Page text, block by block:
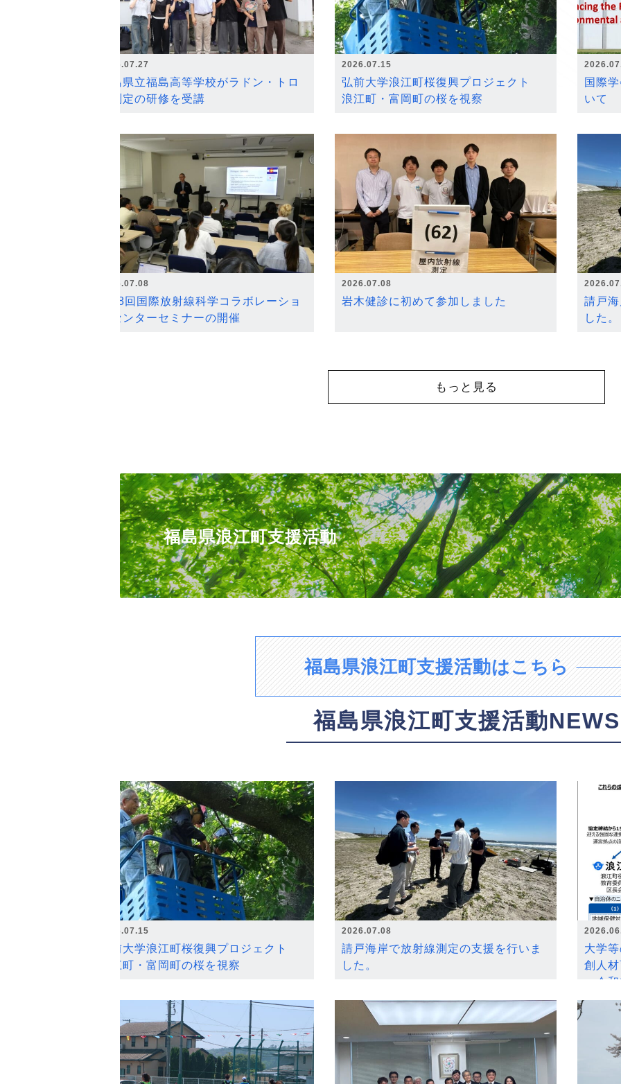
2026.07.27
福島県立福島高等学校がラドン・トロ
ン測定の研修を受講
2026.07.15
弘前大学浪江町桜復興プロジェクト
浪江町・富岡町の桜を視察
国際
いて
2026.07.08
第18回国際放射線科学コラボレーショ
ンセンターセミナーの開催
2026.07.08
岩木健診に初めて参加しました
請戸
した。
もっと見る
福島県浪江町支援活動
福島県浪江町支援活動はこちら
福島県浪江町支援活動NEWS
2026.07.15
弘前大学浪江町桜復興プロジェクト
浪江町・富岡町の桜を視察
2026.07.08
請戸海岸で放射線測定の支援を行いま
した。
大学
創人
～令